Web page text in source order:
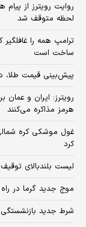
روایت رویترز از پیام
لحظه متوقف شد
ترامپ همه را
ساخت است
پیش‌بینی قیمت طلا، دلار و
هرمز مذاکره می‌کنند
غول موشکی کره
کرد
لیست بلندبالای
موج جدید گرما در
شرط جدید